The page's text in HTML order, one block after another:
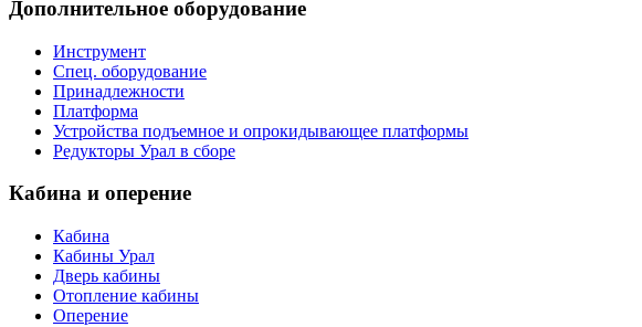
Дополнительное оборудование
Инструмент
Спец. оборудование
Принадлежности
Платформа
Устройства подъемное и опрокидывающее платформы
Редукторы Урал в сборе
Кабина и оперение
Кабина
Кабины Урал
Дверь кабины
Отопление кабины
Оперение